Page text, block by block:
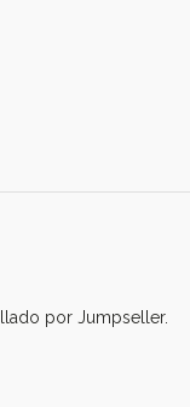
por Jumpseller.